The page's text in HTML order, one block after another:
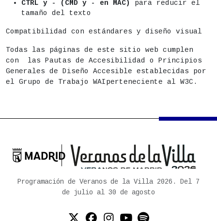
CTRL y - (CMD y - en MAC)
para reducir el
tamaño del texto
Compatibilidad con estándares y diseño visual
Todas las páginas de este sitio web cumplen
con las Pautas de Accesibilidad o Principios
Generales de Diseño Accesible establecidas por
el Grupo de Trabajo WAIperteneciente al W3C.

Ayuntamiento de Madrid
Programación de Veranos de la Villa 2026. Del 7
de julio al 30 de agosto